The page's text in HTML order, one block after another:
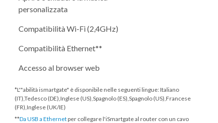
personalizzata
Compatibilità Wi-Fi (2,4GHz)
Compatibilità Ethernet**
Accesso al browser web
*L'"abilità ismartgate" è disponibile nelle seguenti lingue: Italiano
(IT),Tedesco (DE),Inglese (US),Spagnolo (ES),Spagnolo (US),Francese
(FR),Inglese (UK/IE)
**Da USB a Ethernetper collegare l'iSmartgate al router con un cavo